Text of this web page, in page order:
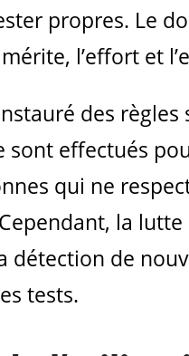
propres. Le
l’effort et
des
effectués
qui ne
la
détection de
tests.